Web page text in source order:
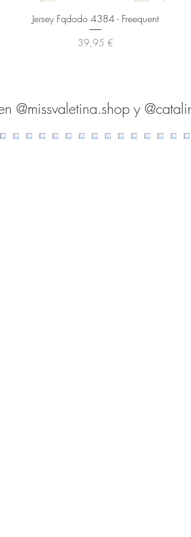
Jersey Fqdodo 4384 - Freequent
Precio
39,95 €
@missvaletina.shop y